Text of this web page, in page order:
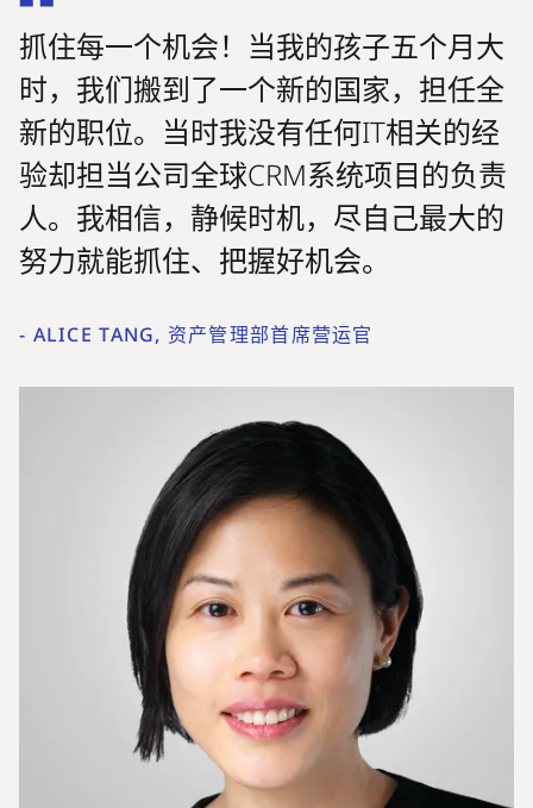
抓住每一个机会！当我的孩子五个月大
时，我们搬到了一个新的国家，担任全
新的职位。当时我没有任何IT相关的经
验却担当公司全球CRM系统项目的负责
人。我相信，静候时机，尽自己最大的
努力就能抓住、把握好机会。
- ALICE TANG, 资产管理部首席营运官